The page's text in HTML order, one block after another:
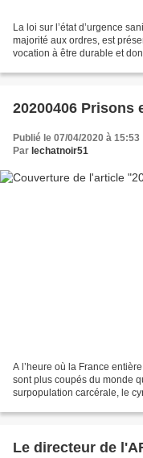
La loi sur l’état d’urgence
majorité aux ordres, est
vocation à être durable et
20200406 Prisons
Publié le 07/04/2020 à 15:53
Par lechatnoir51
A l’heure où la France
sont plus coupés du monde
surpopulation carcérale, le
Le directeur de